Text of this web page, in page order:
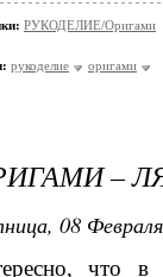
РУКОДЕЛИЕ/Оригами
рукоделие оригами
–
08
что в